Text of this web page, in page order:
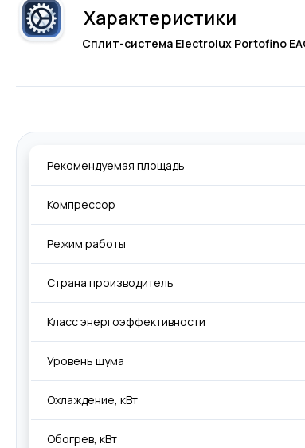
Характеристики
Сплит-система Electrolux Portofino
Рекомендуемая площадь
Компрессор
Режим работы
Страна производитель
Класс энергоэффективности
Уровень шума
Охлаждение, кВт
Обогрев, кВт